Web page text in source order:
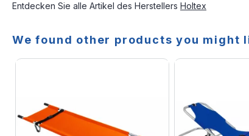
Entdecken Sie alle Artikel des Herstellers Holtex
We found other products you might